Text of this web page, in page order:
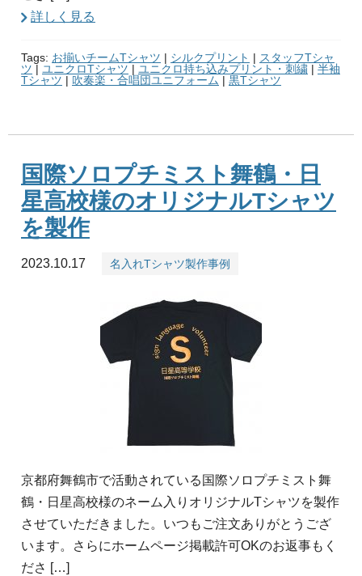
詳しく見る
Tags: お揃いチームTシャツ | シルクプリント | スタッフTシャ
ツ | ユニクロTシャツ | ユニクロ持ち込みプリント・刺繍 | 半袖
Tシャツ | 吹奏楽・合唱団ユニフォーム | 黒Tシャツ
国際ソロプチミスト舞鶴・日
星高校様のオリジナルTシャツ
を製作
2023.10.17 名入れTシャツ製作事例
京都府舞鶴市で活動されている国際ソロプチミスト舞
鶴・日星高校様のネーム入りオリジナルTシャツを製作
させていただきました。いつもご注文ありがとうござ
います。さらにホームページ掲載許可OKのお返事もく
ださ […]